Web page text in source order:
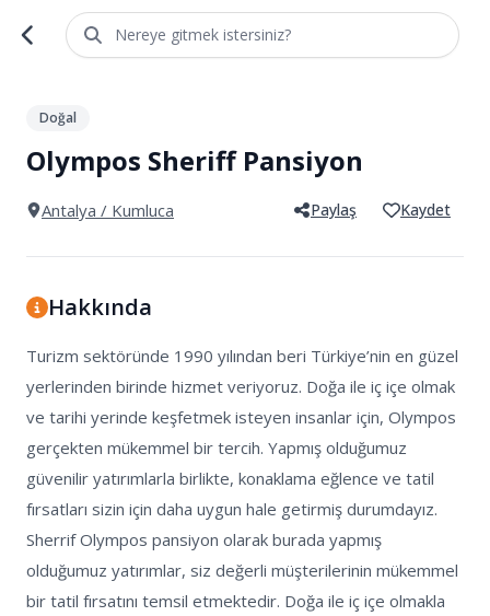
Nereye gitmek istersiniz?
/5
Doğal
Olympos Sheriff Pansiyon
Antalya / Kumluca Paylaş Kaydet
Hakkında
Turizm sektöründe 1990 yılından beri Türkiye’nin en güzel
yerlerinden birinde hizmet veriyoruz. Doğa ile iç içe olmak
ve tarihi yerinde keşfetmek isteyen insanlar için, Olympos
gerçekten mükemmel bir tercih. Yapmış olduğumuz
güvenilir yatırımlarla birlikte, konaklama eğlence ve tatil
fırsatları sizin için daha uygun hale getirmiş durumdayız.
Sherrif Olympos pansiyon olarak burada yapmış
olduğumuz yatırımlar, siz değerli müşterilerinin mükemmel
bir tatil fırsatını temsil etmektedir. Doğa ile iç içe olmakla